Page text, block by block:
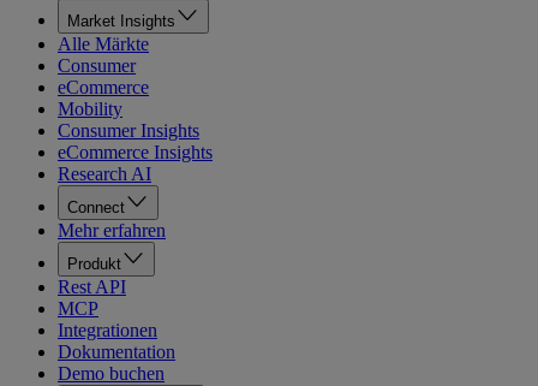
Market Insights
Alle Märkte
Consumer
eCommerce
Mobility
Consumer Insights
eCommerce Insights
Research AI
Connect
Mehr erfahren
Produkt
Rest API
MCP
Integrationen
Dokumentation
Demo buchen